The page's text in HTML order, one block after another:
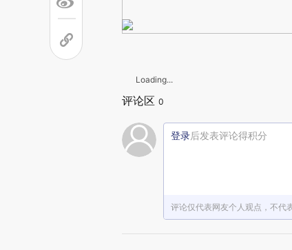
Loading...
评论区 0
登录后发表评论得积分
评论仅代表网友个人观点，不代